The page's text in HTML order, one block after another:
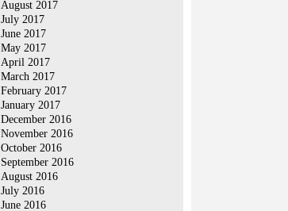
August 2017
July 2017
June 2017
May 2017
April 2017
March 2017
February 2017
January 2017
December 2016
November 2016
October 2016
September 2016
August 2016
July 2016
June 2016